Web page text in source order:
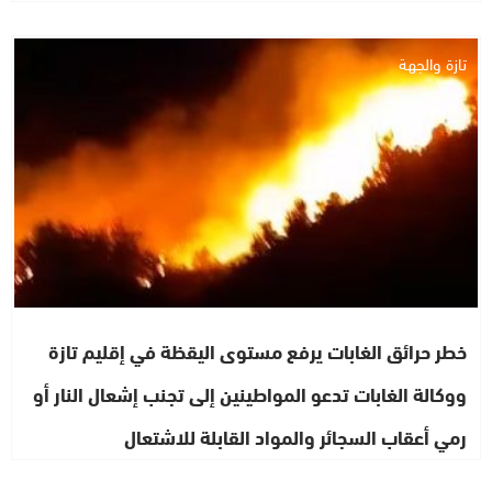
تازة والجهة
خطر حرائق الغابات يرفع مستوى اليقظة في إقليم تازة
ووكالة الغابات تدعو المواطينين إلى تجنب إشعال النار أو
رمي أعقاب السجائر والمواد القابلة للاشتعال